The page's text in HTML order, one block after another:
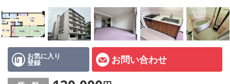
スタッフ紹介ページ
LINE公式アカウント
店舗情報·アクセス
会社概要
お気に入り
登録 お問い合わせ